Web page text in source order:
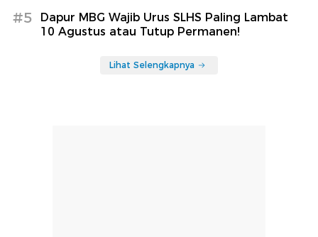
#5
Dapur MBG Wajib Urus SLHS Paling Lambat
10 Agustus atau Tutup Permanen!
Lihat Selengkapnya